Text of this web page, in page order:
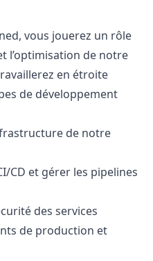
vous jouerez un rôle
l’optimisation de notre
en étroite
de développement
de notre
CD et gérer les pipelines
des services
de production et